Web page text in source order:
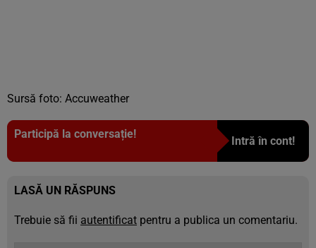
Sursă foto: Accuweather
Participă la conversație!
Intră în cont!
LASĂ UN RĂSPUNS
Trebuie să fii autentificat pentru a publica un comentariu.